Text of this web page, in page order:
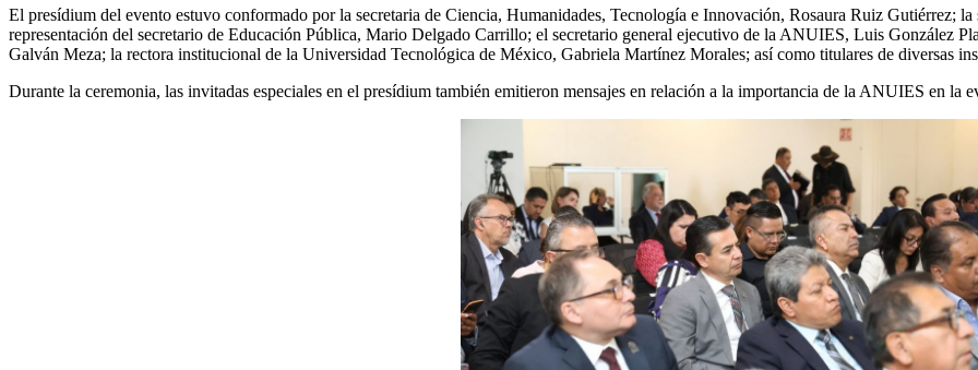
El presídium del evento estuvo conformado por la secretaria de Ciencia, Humanidades, Tecnología e Innovación, Rosaura Ruiz Gutiérrez;
representación del secretario de Educación Pública, Mario Delgado Carrillo; el secretario general ejecutivo de la ANUIES, Luis González
Galván Meza; la rectora institucional de la Universidad Tecnológica de México, Gabriela Martínez Morales; así como titulares de diversas
Durante la ceremonia, las invitadas especiales en el presídium también emitieron mensajes en relación a la importancia de la ANUIES en la